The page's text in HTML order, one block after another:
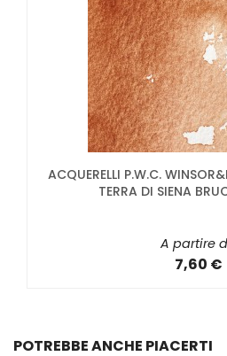
ACQUERELLI P.W.C.
TERRA DI SIENA
A partire
7,60 €
POTREBBE ANCHE PIACERTI